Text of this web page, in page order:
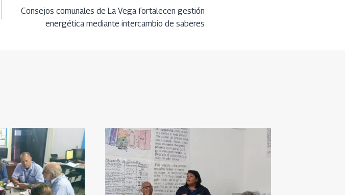
Consejos comunales de La Vega fortalecen gestión
energética mediante intercambio de saberes